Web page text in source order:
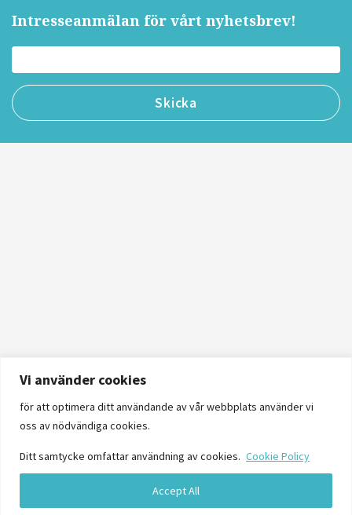
Vi använder cookies
för att optimera ditt användande av vår webbplats använder vi
oss av nödvändiga cookies.
Ditt samtycke omfattar användning av cookies. Cookie Policy
Accept All
Intresseanmälan för vårt nyhetsbrev!
Logga in